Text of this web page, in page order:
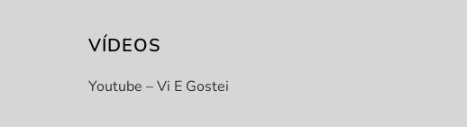
VÍDEOS
Youtube – Vi E Gostei